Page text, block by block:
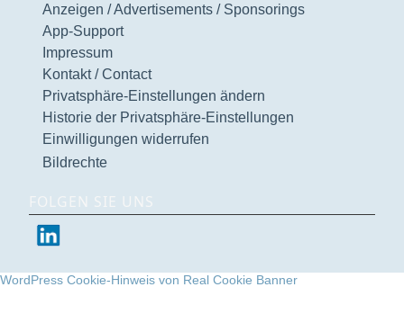
Anzeigen / Advertisements / Sponsorings
App-Support
Impressum
Kontakt / Contact
Privatsphäre-Einstellungen ändern
Historie der Privatsphäre-Einstellungen
Einwilligungen widerrufen
Bildrechte
FOLGEN SIE UNS
WordPress Cookie-Hinweis von Real Cookie Banner